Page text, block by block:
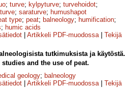
; turve; kylpyturve; turvehoidot;
; saraturve; humushapot
type; peat; balneology; humification;
; humic acids
Artikkeli PDF-muodossa| Tekijä
tutkimuksista ja käytöstä.
and the use of peat.
geology; balneology
Artikkeli PDF-muodossa| Tekijä